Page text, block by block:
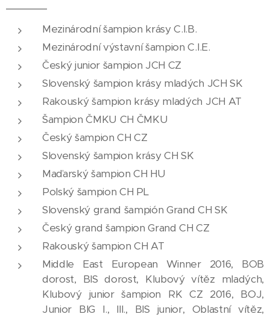
Mezinárodní šampion krásy C.I.B.
Mezinárodní výstavní šampion C.I.E.
Český junior šampion JCH CZ
Slovenský šampion krásy mladých JCH SK
Rakouský šampion krásy mladých JCH AT
Šampion ČMKU CH ČMKU
Český šampion CH CZ
Slovenský šampion krásy CH SK
Maďarský šampion CH HU
Polský šampion CH PL
Slovenský grand šampión Grand CH SK
Český grand šampion Grand CH CZ
Rakouský šampion CH AT
Middle East European Winner 2016, BOB
dorost, BIS dorost, Klubový vítěz mladých,
Klubový junior šampion RK CZ 2016, BOJ,
Junior BIG I., III., BIS junior, Oblastní vítěz,